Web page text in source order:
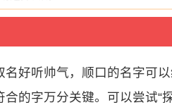
名好听帅气，顺口的名字可
合的字万分关键。可以尝试“